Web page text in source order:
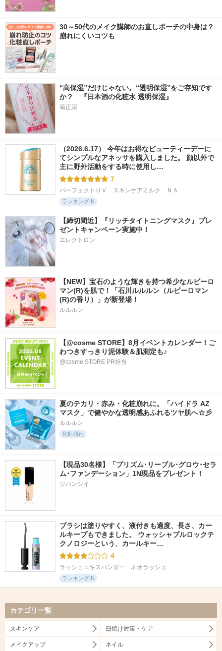
30～50代のメイク講師のお直しポーチの中身は？
崩れにくいコツも
“高保湿”だけじゃない。“透明保湿”をご存知です
か？　『日本酒の化粧水 透明保湿』
菊正宗
（2026.6.17） 今年はお得なビューティーデーに
てシンプルなアネッサを購入しました。 顔以外で
主に野外活動をする時に使用し…
7
パーフェクトＵＶ　スキンケアミルク　ＮＡ
ランキングIN
【締切間近】『リッチタイトニングマスク』プレ
ゼントキャンペーン実施中！
エレクトロン
【NEW】宝石のような輝きを持つ希少なルビーロ
マン(R)を肌で！「石川ルルルン（ルビーロマン
(R)の香り）」が新登場！
ルルルン
【@cosme STORE】8月イベントカレンダー！ご
わつきすっきり泥体験＆肌測定も♪
@cosme STORE PR担当
夏のテカリ・赤み・化粧崩れに。「ハイドラ AZ
マスク」で健やかな透明感あふれるツヤ肌へ☆彡
ルルルン
化粧崩れ
【現品30名様】「プリズム･リーブル･グロウ･セラ
ジバンシイ
ブラシは塗りやすく、液付きも適度、長さ、カー
ルキープもできました。 ウォッシャブルロックテ
クノロジーという、カールキー…
4
ラッシュエキスパンダー　ネオラッシュ
ランキングIN
カテゴリ一覧
スキンケア 日焼け対策・ケア
メイクアップ ネイル